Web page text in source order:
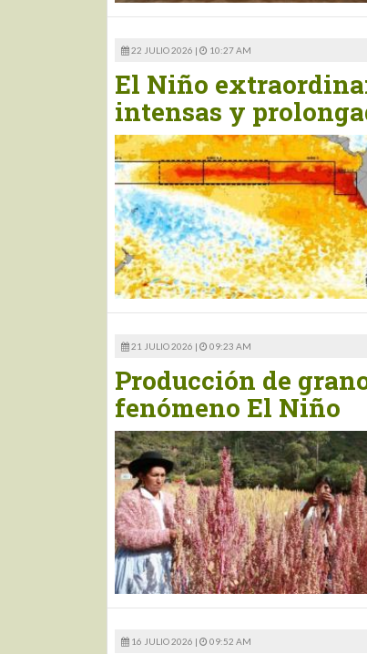
22 JULIO 2026 | 10:27 AM
El Niño
intensas y
21 JULIO 2026 | 09:23 AM
Producción de
fenómeno El Niño
16 JULIO 2026 | 09:52 AM